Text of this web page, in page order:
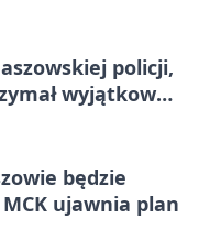
policji,
wyjątkowy
będzie
ujawnia plan